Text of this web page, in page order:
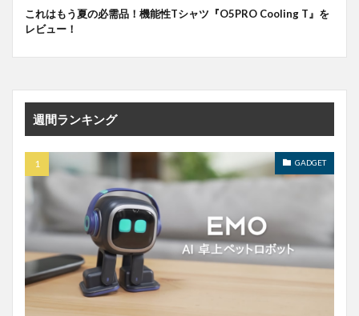
これはもう夏の必需品！機能性Tシャツ『O5PRO Cooling T』を
レビュー！
週間ランキング
GADGET